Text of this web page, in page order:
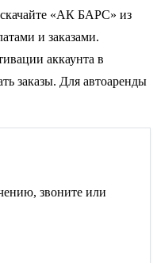
«АК БАРС» из
и заказами.
аккаунта в
заказы. Для автоаренды
звоните или